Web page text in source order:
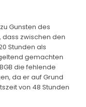
Gunsten des
zwischen den
Stunden als
gemachten
die fehlende
da er auf Grund
von 48 Stunden